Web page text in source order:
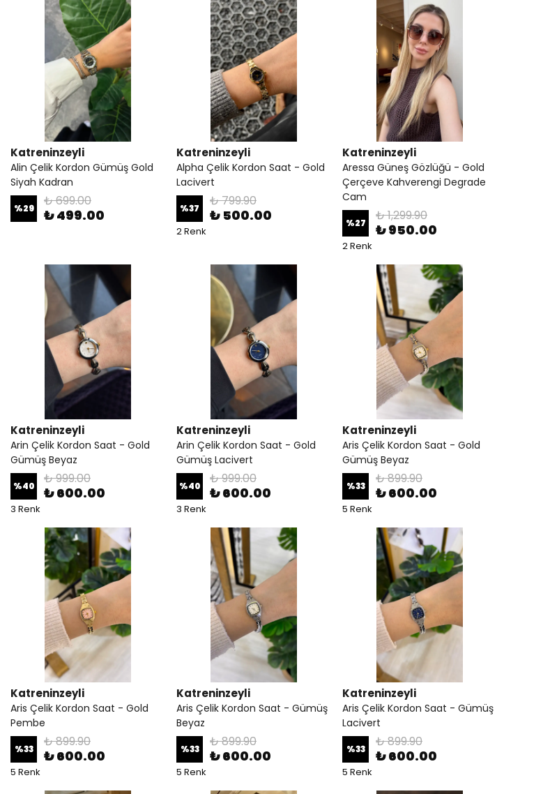
Katreninzeyli
Alin Çelik Kordon Gümüş Gold
Siyah Kadran
%29 ₺ 699.00
₺ 499.00
Katreninzeyli
Alpha Çelik Kordon Saat - Gold
Lacivert
%37 ₺ 799.90
₺ 500.00
2 Renk
Katreninzeyli
Aressa Güneş Gözlüğü - Gold
Çerçeve Kahverengi Degrade
Cam
%27 ₺ 1,299.90
₺ 950.00
2 Renk
Katreninzeyli
Arin Çelik Kordon Saat - Gold
Gümüş Beyaz
%40 ₺ 999.00
₺ 600.00
3 Renk
Katreninzeyli
Arin Çelik Kordon Saat - Gold
Gümüş Lacivert
%40 ₺ 999.00
₺ 600.00
3 Renk
Katreninzeyli
Aris Çelik Kordon Saat - Gold
Gümüş Beyaz
%33 ₺ 899.90
₺ 600.00
5 Renk
Katreninzeyli
Aris Çelik Kordon Saat - Gold
Pembe
%33 ₺ 899.90
₺ 600.00
5 Renk
Katreninzeyli
Aris Çelik Kordon Saat - Gümüş
Beyaz
%33 ₺ 899.90
₺ 600.00
5 Renk
Katreninzeyli
Aris Çelik Kordon Saat - Gümüş
Lacivert
%33 ₺ 899.90
₺ 600.00
5 Renk